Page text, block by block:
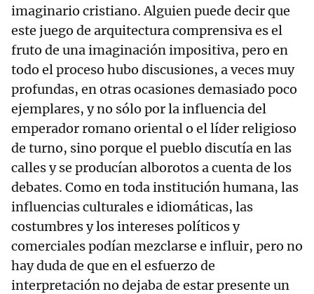
imaginario cristiano. Alguien puede decir que
este juego de arquitectura comprensiva es el
fruto de una imaginación impositiva, pero en
todo el proceso hubo discusiones, a veces muy
profundas, en otras ocasiones demasiado poco
ejemplares, y no sólo por la influencia del
emperador romano oriental o el líder religioso
de turno, sino porque el pueblo discutía en las
calles y se producían alborotos a cuenta de los
debates. Como en toda institución humana, las
influencias culturales e idiomáticas, las
costumbres y los intereses políticos y
comerciales podían mezclarse e influir, pero no
hay duda de que en el esfuerzo de
interpretación no dejaba de estar presente un